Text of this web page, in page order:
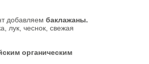
добавляем баклажаны.
лук, чеснок, свежая
органическим